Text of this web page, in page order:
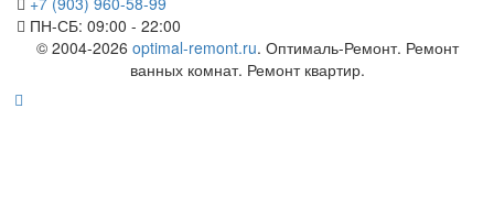
ПН-СБ: 09:00 - 22:00
© 2004-2026 optimal-remont.ru. Оптималь-Ремонт. Ремонт
ванных комнат. Ремонт квартир.